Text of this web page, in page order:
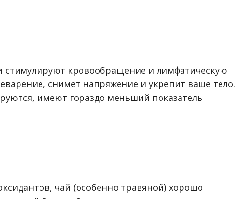
стимулируют кровообращение и лимфатическую
снимет напряжение и укрепит ваше тело.
имеют гораздо меньший показатель
чай (особенно травяной) хорошо